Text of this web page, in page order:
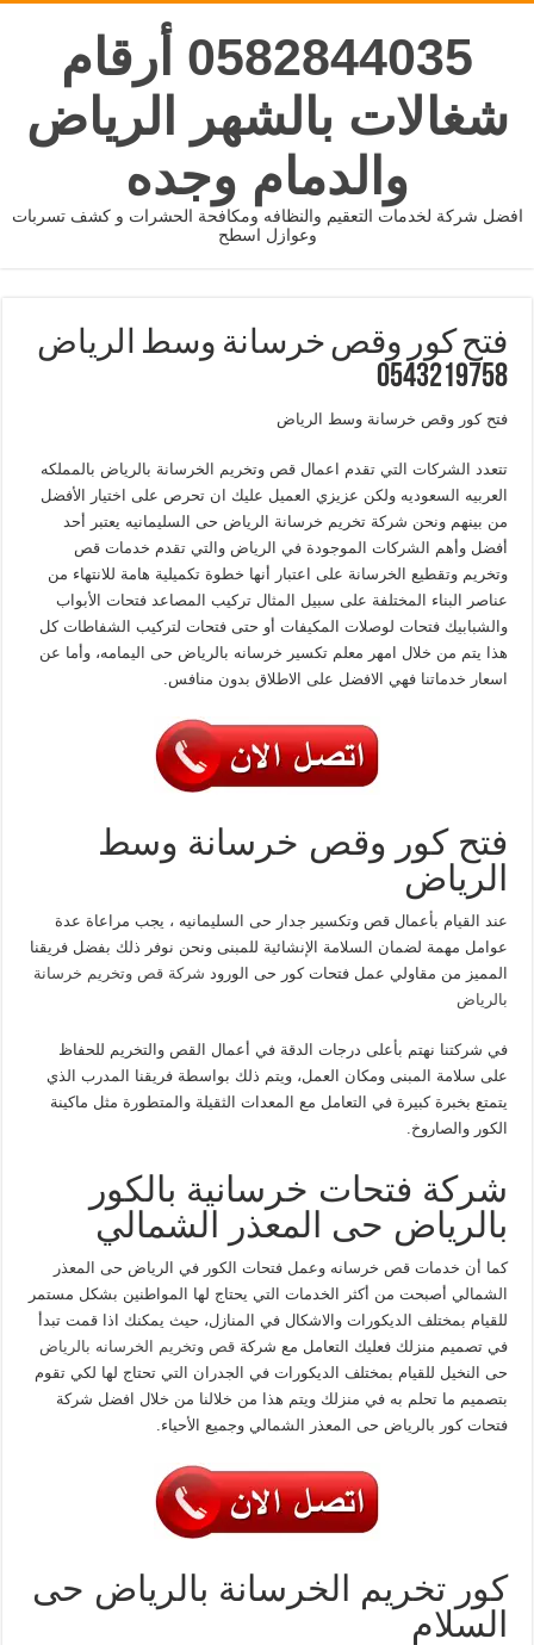
0582844035 أرقام
شغالات بالشهر الرياض
والدمام وجده
افضل شركة لخدمات التعقيم والنظافه ومكافحة الحشرات و كشف تسربات
وعوازل اسطح
فتح كور وقص خرسانة وسط الرياض
0543219758
فتح كور وقص خرسانة وسط الرياض
تتعدد الشركات التي تقدم اعمال قص وتخريم الخرسانة بالرياض بالمملكه
العربيه السعوديه ولكن عزيزي العميل عليك ان تحرص على اختيار الأفضل
من بينهم ونحن شركة تخريم خرسانة الرياض حى السليمانيه يعتبر أحد
أفضل وأهم الشركات الموجودة في الرياض والتي تقدم خدمات قص
وتخريم وتقطيع الخرسانة على اعتبار أنها خطوة تكميلية هامة للانتهاء من
عناصر البناء المختلفة على سبيل المثال تركيب المصاعد فتحات الأبواب
والشبابيك فتحات لوصلات المكيفات أو حتى فتحات لتركيب الشفاطات كل
هذا يتم من خلال امهر معلم تكسير خرسانه بالرياض حى اليمامه، وأما عن
اسعار خدماتنا فهي الافضل على الاطلاق بدون منافس.
فتح كور وقص خرسانة وسط
الرياض
عند القيام بأعمال قص وتكسير جدار حى السليمانيه ، يجب مراعاة عدة
عوامل مهمة لضمان السلامة الإنشائية للمبنى ونحن نوفر ذلك بفضل فريقنا
المميز من مقاولي عمل فتحات كور حى الورود شركة قص وتخريم خرسانة
بالرياض
في شركتنا نهتم بأعلى درجات الدقة في أعمال القص والتخريم للحفاظ
على سلامة المبنى ومكان العمل، ويتم ذلك بواسطة فريقنا المدرب الذي
يتمتع بخبرة كبيرة في التعامل مع المعدات الثقيلة والمتطورة مثل ماكينة
الكور والصاروخ.
شركة فتحات خرسانية بالكور
بالرياض حى المعذر الشمالي
كما أن خدمات قص خرسانه وعمل فتحات الكور في الرياض حى المعذر
الشمالي أصبحت من أكثر الخدمات التي يحتاج لها المواطنين بشكل مستمر
للقيام بمختلف الديكورات والاشكال في المنازل، حيث يمكنك اذا قمت تبدأ
في تصميم منزلك فعليك التعامل مع شركةقص وتخريم الخرسانه بالرياض
حى النخيل للقيام بمختلف الديكورات في الجدران التي تحتاج لها لكي تقوم
بتصميم ما تحلم به في منزلك ويتم هذا من خلالنا من خلال افضل شركة
فتحات كور بالرياض حى المعذر الشمالي وجميع الأحياء.
كور تخريم الخرسانة بالرياض حى
السلام